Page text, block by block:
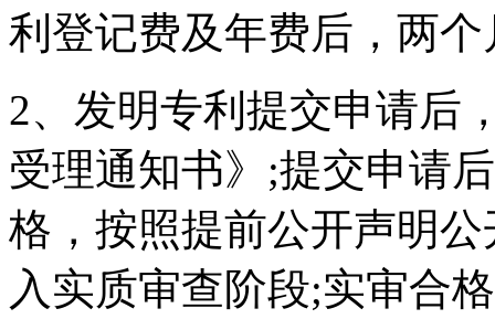
利登记费及年费后，两
2、发明专利提交申请后
受理通知书》;提交申请
格，按照提前公开声明
入实质审查阶段;实审合